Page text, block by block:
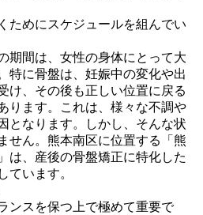
ためにスケジュールを組んでい
期間は、女性の身体にとって大
特に骨盤は、妊娠中の変化や出
け、その後も正しい位置に戻る
ります。これは、様々な不調や
となります。しかし、そんな状
せん。熊本南区に位置する「熊
は、産後の骨盤矯正に特化した
ています。
ンスを保つ上で極めて重要で